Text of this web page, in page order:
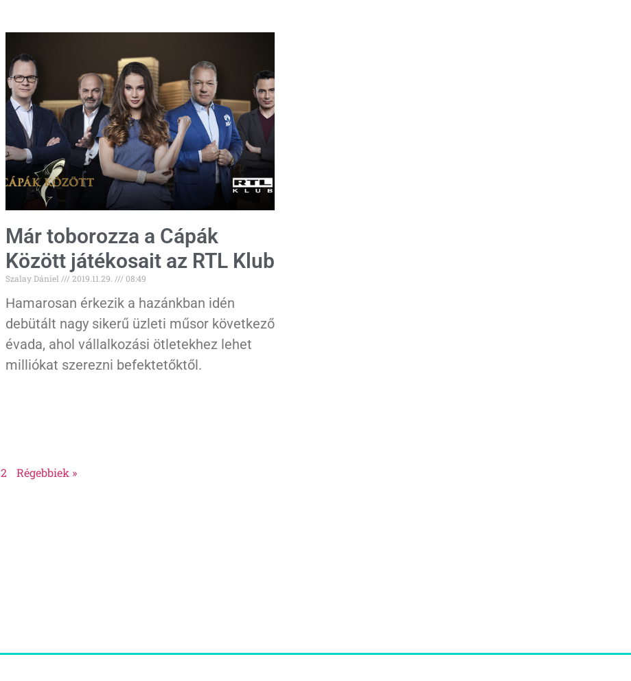
Már toborozza a Cápák
Között játékosait az RTL Klub
Szalay Dániel 2019.11.29. 08:49
Hamarosan érkezik a hazánkban idén
debütált nagy sikerű üzleti műsor következő
évada, ahol vállalkozási ötletekhez lehet
milliókat szerezni befektetőktől.
2 Régebbiek »